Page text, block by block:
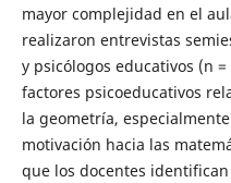
mayor complejidad en el
realizaron entrevistas
y psicólogos educativos (n
factores psicoeducativos
la geometría,
motivación hacia las
que los docentes